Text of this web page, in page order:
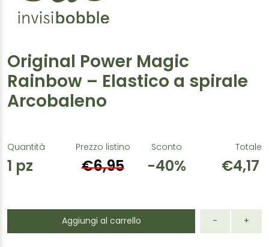
Original Power Magic
Rainbow – Elastico a spirale
Arcobaleno
Quantità
1 pz
Prezzo listino
€6,95
Sconto
-40%
Totale
€4,17
Aggiungi al carrello - +